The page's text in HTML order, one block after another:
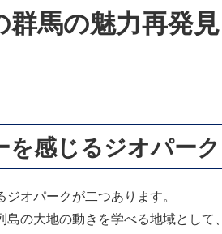
群馬の魅力再発
を感じるジオパーク
オパークが二つあります。
の大地の動きを学べる地域として